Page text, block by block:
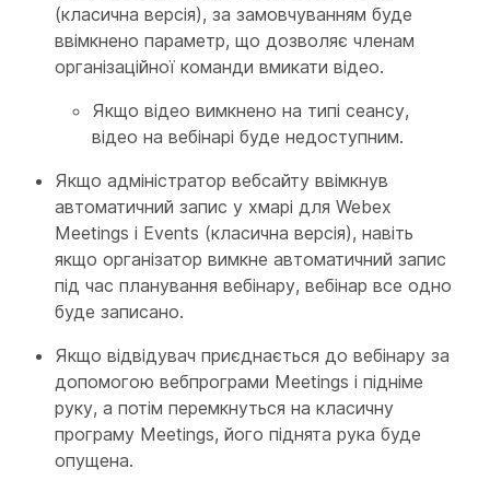
(класична версія), за замовчуванням буде
ввімкнено параметр, що дозволяє членам
організаційної команди вмикати відео.
Якщо відео вимкнено на типі сеансу,
відео на вебінарі буде недоступним.
Якщо адміністратор вебсайту ввімкнув
автоматичний запис у хмарі для Webex
Meetings і Events (класична версія), навіть
якщо організатор вимкне автоматичний запис
під час планування вебінару, вебінар все одно
буде записано.
Якщо відвідувач приєднається до вебінару за
допомогою вебпрограми Meetings і підніме
руку, а потім перемкнуться на класичну
програму Meetings, його піднята рука буде
опущена.